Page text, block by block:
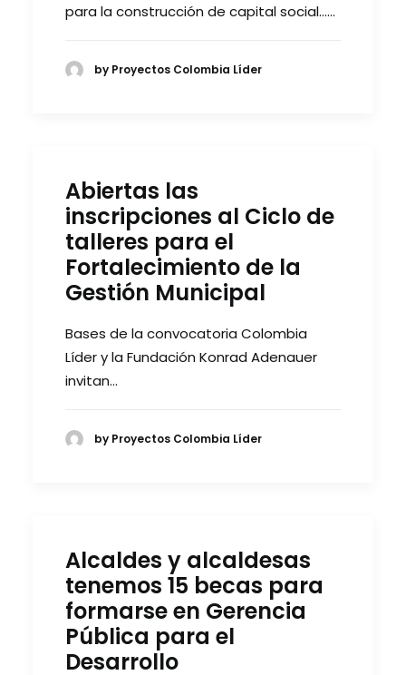
para la construcción de capital social……
by Proyectos Colombia Líder
Abiertas las
inscripciones al Ciclo de
talleres para el
Fortalecimiento de la
Gestión Municipal
Bases de la convocatoria Colombia
Líder y la Fundación Konrad Adenauer
invitan…
by Proyectos Colombia Líder
Alcaldes y alcaldesas
tenemos 15 becas para
formarse en Gerencia
Pública para el
Desarrollo